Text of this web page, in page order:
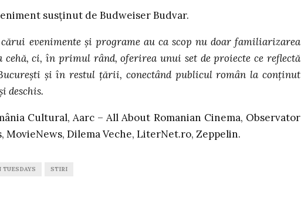
susținut de Budweiser Budvar.
evenimente şi programe au ca scop nu doar familiarizarea
ci, în primul rând, oferirea unui set de proiecte ce reflectă
şi în restul ţării, conectând publicul român la conţinut
deschis.
Cultural, Aarc – All About Romanian Cinema, Observator
MovieNews, Dilema Veche, LiterNet.ro, Zeppelin.
TUESDAYS STIRI